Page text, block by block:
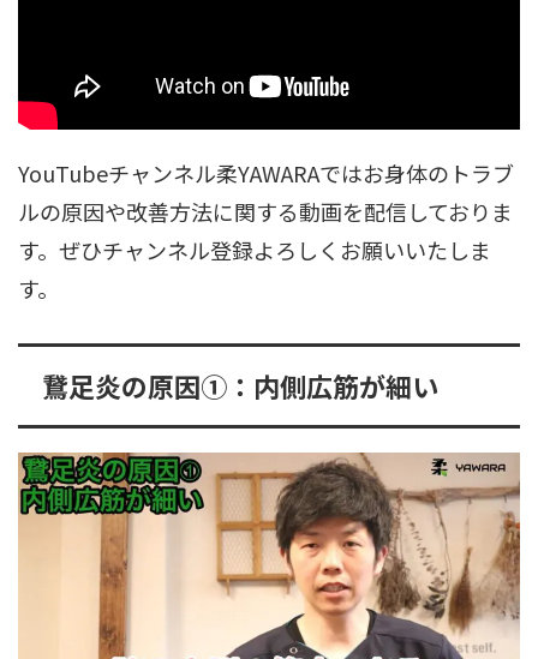
YouTubeチャンネル柔YAWARAではお身体のトラブ
ルの原因や改善方法に関する動画を配信しておりま
す。ぜひチャンネル登録よろしくお願いいたしま
す。
鵞足炎の原因➀：内側広筋が細い